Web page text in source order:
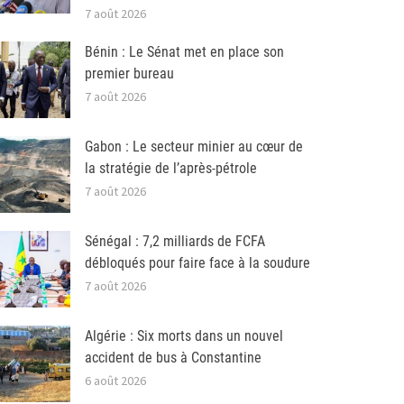
7 août 2026
Bénin : Le Sénat met en place son
premier bureau
7 août 2026
Gabon : Le secteur minier au cœur de
la stratégie de l’après-pétrole
7 août 2026
Sénégal : 7,2 milliards de FCFA
débloqués pour faire face à la soudure
7 août 2026
Algérie : Six morts dans un nouvel
accident de bus à Constantine
6 août 2026